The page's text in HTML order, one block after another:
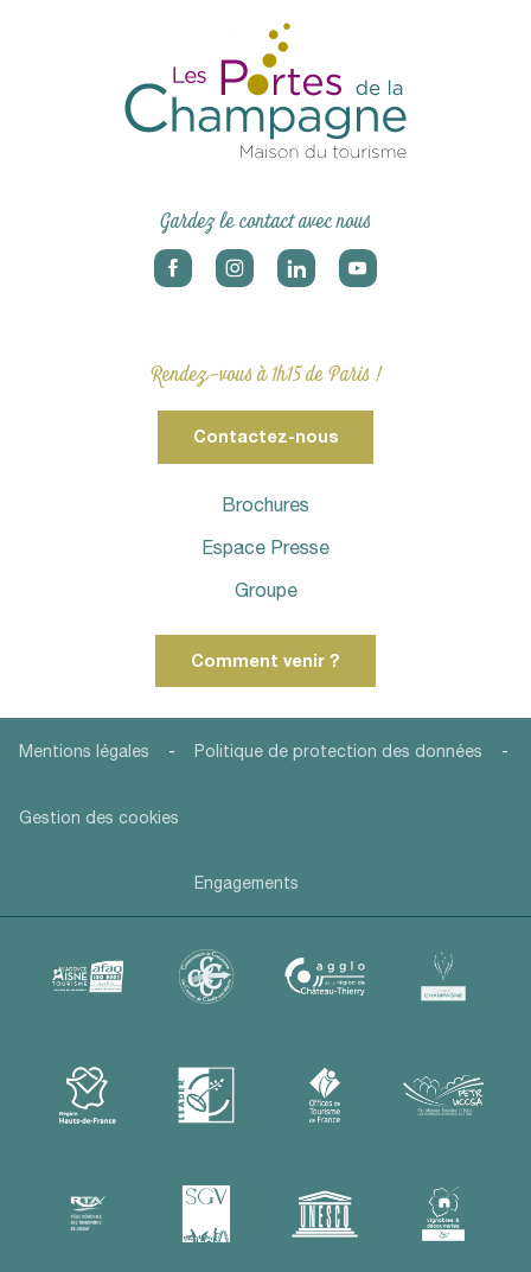
Gardez le contact avec nous
Rendez-vous à 1h15 de Paris !
Contactez-nous
Brochures
Espace Presse
Groupe
Comment venir ?
Mentions légales - Politique de protection des données -
Gestion des cookies
Engagements